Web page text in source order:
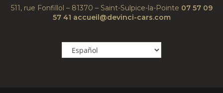
511, rue Fonfillol – 81370 – Saint-Sulpice-la-Pointe 07 57 09
57 41 accueil@devinci-cars.com